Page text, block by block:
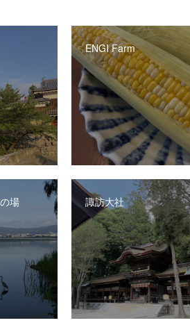
ENGI Farm
場 諏訪大社